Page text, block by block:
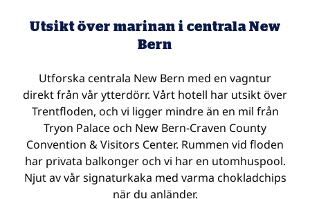
Utsikt över marinan i centrala New
Bern
Utforska centrala New Bern med en vagntur
direkt från vår ytterdörr. Vårt hotell har utsikt över
Trentfloden, och vi ligger mindre än en mil från
Tryon Palace och New Bern-Craven County
Convention & Visitors Center. Rummen vid floden
har privata balkonger och vi har en utomhuspool.
Njut av vår signaturkaka med varma chokladchips
när du anländer.